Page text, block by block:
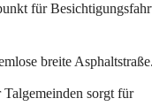
für
breite
Talgemeinden sorgt für